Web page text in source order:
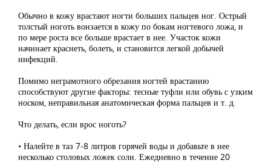
Обычно в кожу врастают ногти больших пальцев ног. Острый
толстый ноготь вонзается в кожу по бокам ногтевого ложа, и
по мере роста все больше врастает в нее. Участок кожи
начинает краснеть, болеть, и становится легкой добычей
инфекций.
Помимо неграмотного обрезания ногтей врастанию
способствуют другие факторы: тесные туфли или обувь с узким
носком, неправильная анатомическая форма пальцев и т. д.
Что делать, если врос ноготь?
• Налейте в таз 7-8 литров горячей воды и добавьте в нее
несколько столовых ложек соли. Ежедневно в течение 20